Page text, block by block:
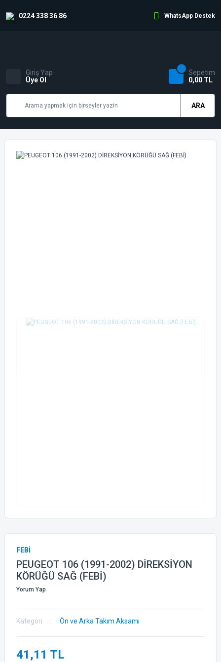
0224 338 36 86 WhatsApp Destek
ARA
Giriş Yap
Üye Ol
Sepetim
0,00 TL
FEBİ
PEUGEOT 106 (1991-2002) DİREKSİYON
KÖRÜĞÜ SAĞ (FEBİ)
Yorum Yap
Kategori Ön ve Arka Takım Aksamı
41,11 TL